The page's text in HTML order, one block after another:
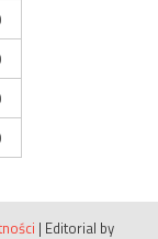
| Editorial by